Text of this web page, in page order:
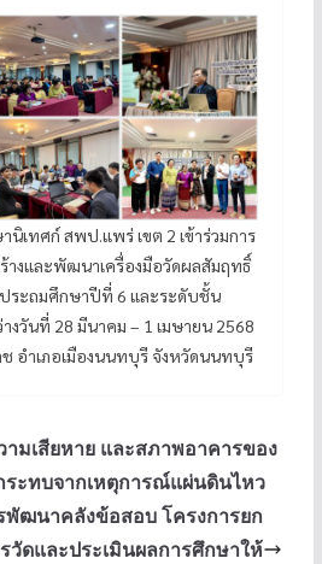
เทศก์ สพป.แพร่ เขต 2 เข้าร่วมการ
างและพัฒนาเครื่องมือวัดผลสัมฤทธิ์
ระถมศึกษาปีที่ 6 และระดับชั้น
วันที่ 28 มีนาคม – 1 เมษายน 2568
อำเภอเมืองนนทบุรี จังหวัดนนทบุรี
มเสียหาย และสภาพอาคารของ
ระทบจากเหตุการณ์แผ่นดินไหว
พัฒนาคลังข้อสอบ โครงการยก
ดและประเมินผลการศึกษาให้